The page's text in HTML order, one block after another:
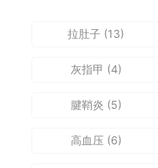
拉肚子 (13)
灰指甲 (4)
腱鞘炎 (5)
高血压(6)